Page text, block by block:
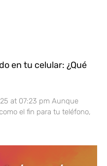
en tu celular: ¿Qué
at 07:23 pm Aunque
el fin para tu teléfono,